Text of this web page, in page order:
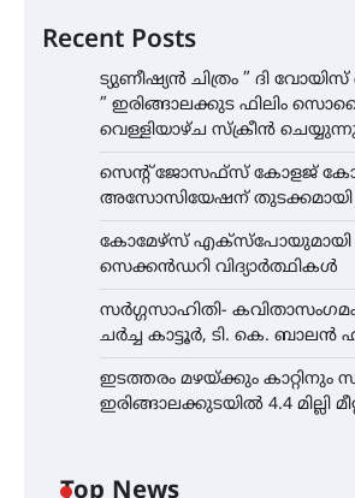
Recent Posts
ട്യുണീഷ്യൻ ചിത്രം ” ദി
” ഇരിങ്ങാലക്കുട ഫിലിം
വെള്ളിയാഴ്ച സ്‌ക്രീൻ
സെന്റ് ജോസഫ്സ് കോളജ്
അസോസിയേഷന് തുടക്കമായി
കോമേഴ്സ്
സെക്കൻഡറി വിദ്യാർത്ഥികൾ
സർഗ്ഗസാഹിതി-
ചർച്ച കാട്ടൂർ, ടി. കെ. ബാലൻ
ഇടത്തരം മഴയ്ക്കും കാറ്റിനും
ഇരിങ്ങാലക്കുടയിൽ 4.4 മില്ലി